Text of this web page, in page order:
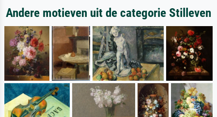
Andere motieven uit de categorie Stilleven